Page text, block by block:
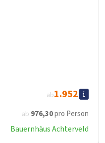
ab 976,30pro Person
ab1.952
Bauernhäus Achterveld